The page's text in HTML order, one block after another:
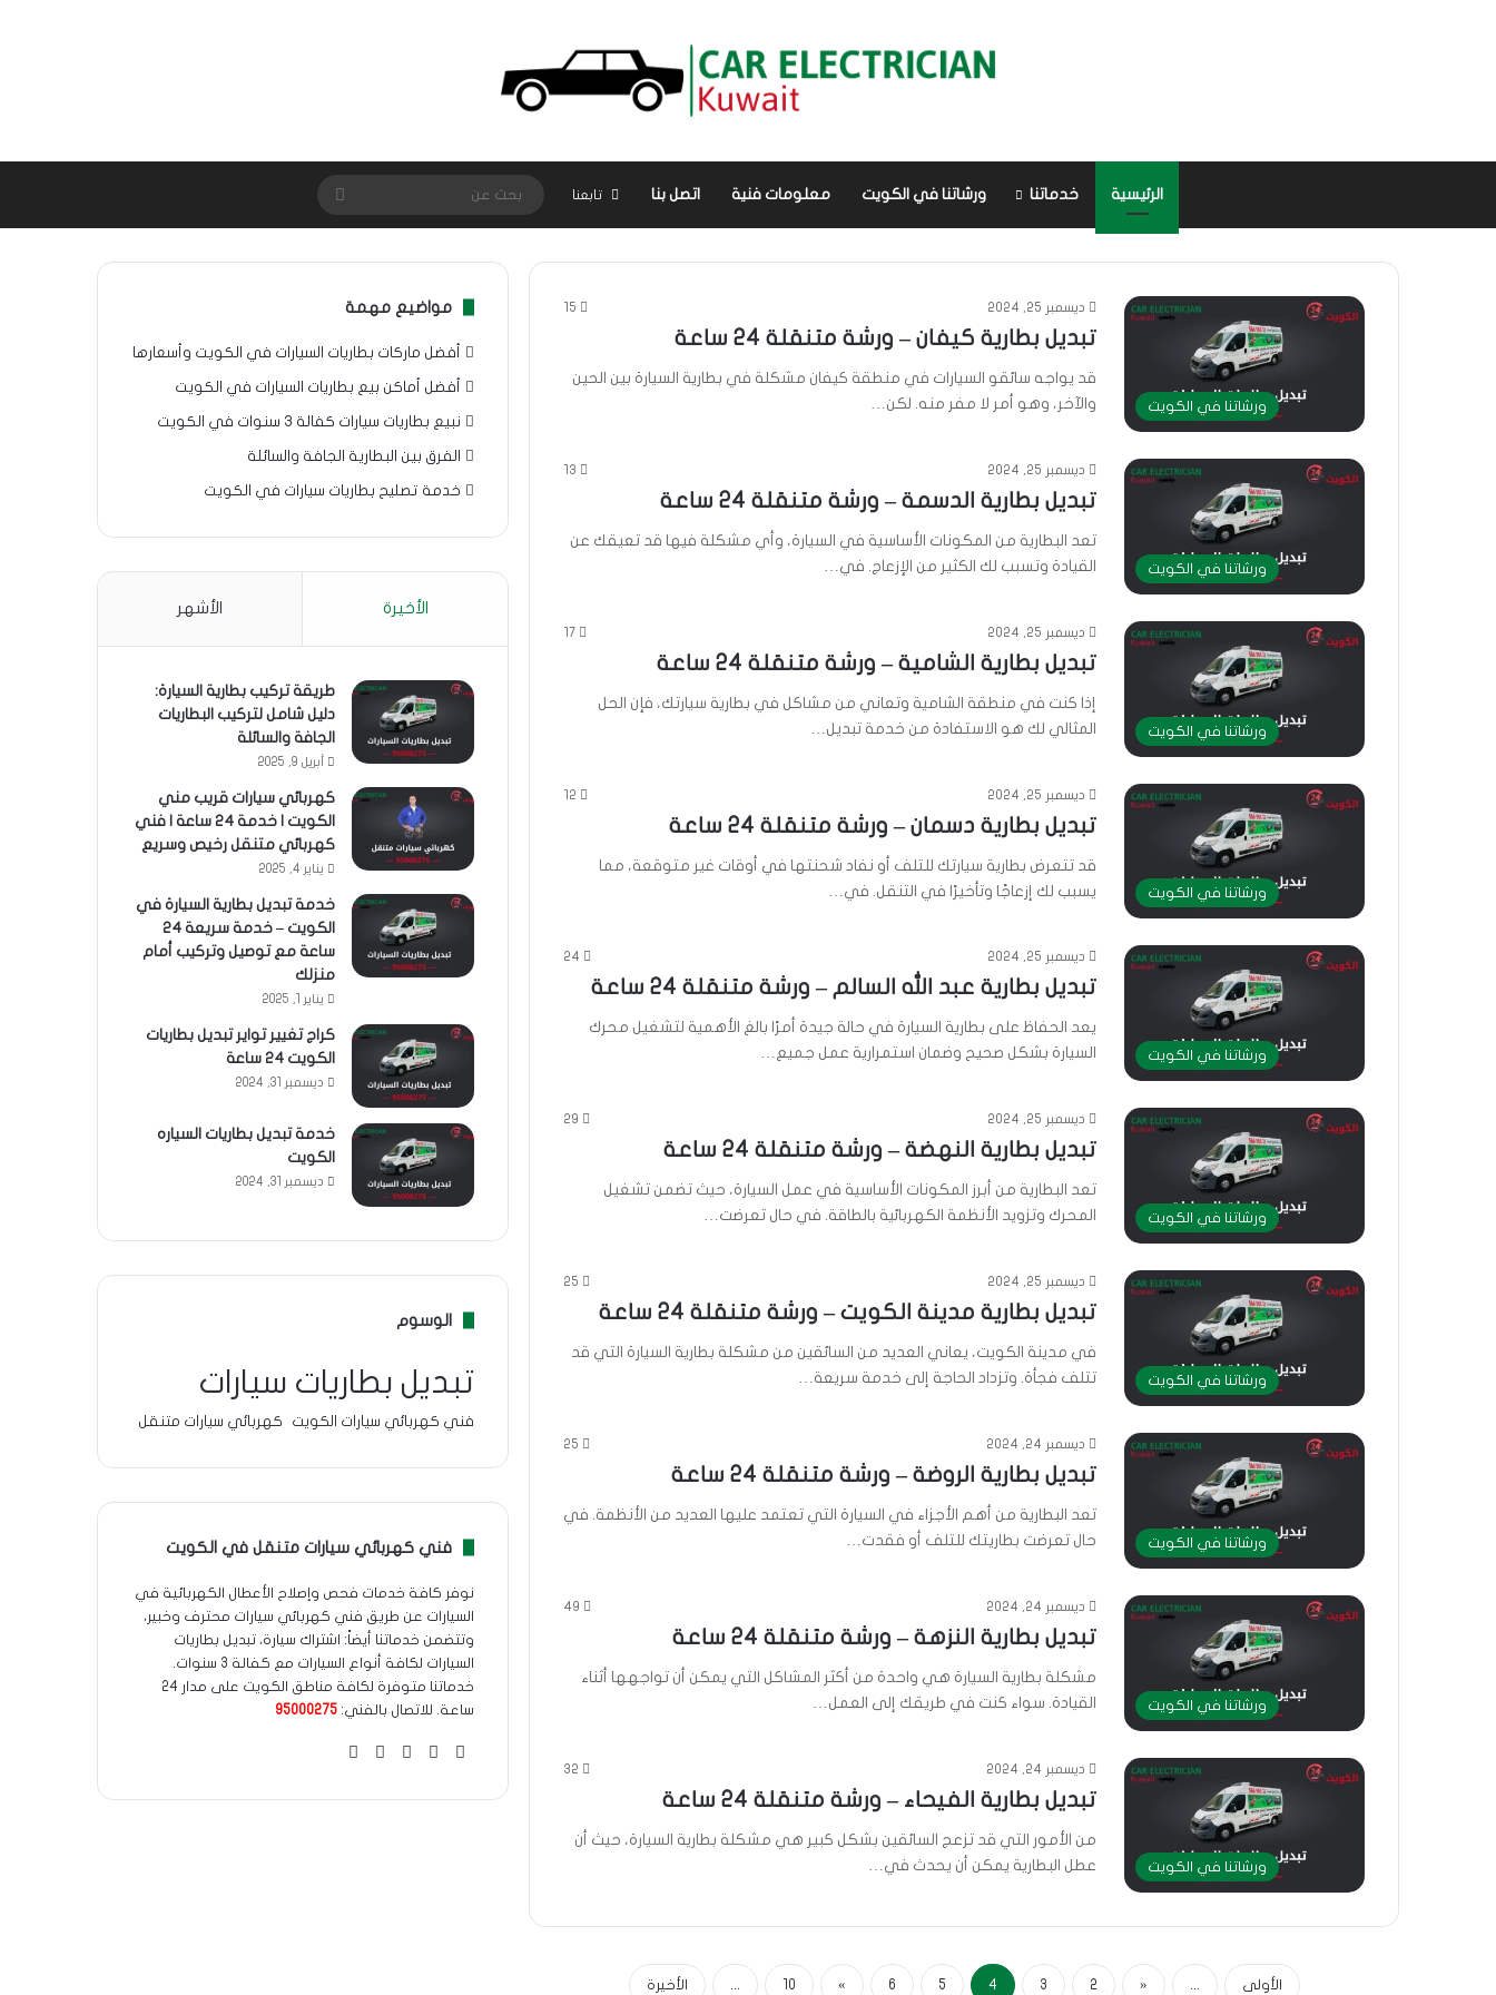
الرئيسية خدماتنا ورشاتنا في الكويت معلومات فنية اتصل بنا تابعنا
عن
ورشاتنا في الكويت
ديسمبر 25, 2024 15
تبديل بطارية كيفان – ورشة متنقلة 24 ساعة
قد يواجه سائقو السيارات في منطقة كيفان مشكلة في بطارية السيارة بين الحين
والآخر، وهو أمر لا مفر منه. لكن…
ورشاتنا في الكويت
ديسمبر 25, 2024 13
تبديل بطارية الدسمة – ورشة متنقلة 24 ساعة
تعد البطارية من المكونات الأساسية في السيارة، وأي مشكلة فيها قد تعيقك عن
القيادة وتسبب لك الكثير من الإزعاج. في…
ورشاتنا في الكويت
ديسمبر 25, 2024 17
تبديل بطارية الشامية – ورشة متنقلة 24 ساعة
إذا كنت في منطقة الشامية وتعاني من مشاكل في بطارية سيارتك، فإن الحل
المثالي لك هو الاستفادة من خدمة تبديل…
ورشاتنا في الكويت
ديسمبر 25, 2024 12
تبديل بطارية دسمان – ورشة متنقلة 24 ساعة
قد تتعرض بطارية سيارتك للتلف أو نفاد شحنتها في أوقات غير متوقعة، مما
يسبب لك إزعاجًا وتأخيرًا في التنقل. في…
ورشاتنا في الكويت
ديسمبر 25, 2024 24
تبديل بطارية عبد الله السالم – ورشة متنقلة 24 ساعة
يعد الحفاظ على بطارية السيارة في حالة جيدة أمرًا بالغ الأهمية لتشغيل محرك
السيارة بشكل صحيح وضمان استمرارية عمل جميع…
ورشاتنا في الكويت
ديسمبر 25, 2024 29
تبديل بطارية النهضة – ورشة متنقلة 24 ساعة
تعد البطارية من أبرز المكونات الأساسية في عمل السيارة، حيث تضمن تشغيل
المحرك وتزويد الأنظمة الكهربائية بالطاقة. في حال تعرضت…
ورشاتنا في الكويت
ديسمبر 25, 2024 25
تبديل بطارية مدينة الكويت – ورشة متنقلة 24 ساعة
في مدينة الكويت، يعاني العديد من السائقين من مشكلة بطارية السيارة التي قد
تتلف فجأة. وتزداد الحاجة إلى خدمة سريعة…
ورشاتنا في الكويت
ديسمبر 24, 2024 25
تبديل بطارية الروضة – ورشة متنقلة 24 ساعة
تعد البطارية من أهم الأجزاء في السيارة التي تعتمد عليها العديد من الأنظمة. في
حال تعرضت بطاريتك للتلف أو فقدت…
ورشاتنا في الكويت
ديسمبر 24, 2024 49
تبديل بطارية النزهة – ورشة متنقلة 24 ساعة
مشكلة بطارية السيارة هي واحدة من أكثر المشاكل التي يمكن أن تواجهها أثناء
القيادة. سواء كنت في طريقك إلى العمل…
ورشاتنا في الكويت
ديسمبر 24, 2024 32
تبديل بطارية الفيحاء – ورشة متنقلة 24 ساعة
من الأمور التي قد تزعج السائقين بشكل كبير هي مشكلة بطارية السيارة، حيث أن
عطل البطارية يمكن أن يحدث في…
الأولى ...
«
2
3
4
5
6
»
10
... الأخيرة
مواضيع مهمة
أفضل ماركات بطاريات السيارات في الكويت وأسعارها
أفضل أماكن بيع بطاريات السيارات في الكويت
نبيع بطاريات سيارات كفالة 3 سنوات في الكويت
الفرق بين البطارية الجافة والسائلة
خدمة تصليح بطاريات سيارات في الكويت
الأخيرة الأشهر
طريقة تركيب بطارية السيارة:
دليل شامل لتركيب البطاريات
الجافة والسائلة
أبريل 9, 2025
كهربائي سيارات قريب مني
الكويت | خدمة 24 ساعة | فني
كهربائي متنقل رخيص وسريع
يناير 4, 2025
خدمة تبديل بطارية السيارة في
الكويت – خدمة سريعة 24
ساعة مع توصيل وتركيب أمام
منزلك
يناير 1, 2025
كراج تغيير تواير تبديل بطاريات
الكويت 24 ساعة
ديسمبر 31, 2024
خدمة تبديل بطاريات السياره
الكويت
ديسمبر 31, 2024
الوسوم
تبديل بطاريات سيارات
فني كهربائي سيارات الكويت كهربائي سيارات متنقل
فني كهربائي سيارات متنقل في الكويت
نوفر كافة خدمات فحص وإصلاح الأعطال الكهربائية في
السيارات عن طريق فني كهربائي سيارات محترف وخبير،
وتتضمن خدماتنا أيضاً: اشتراك سيارة، تبديل بطاريات
السيارات لكافة أنواع السيارات مع كفالة 3 سنوات.
خدماتنا متوفرة لكافة مناطق الكويت على مدار 24
ساعة. للاتصال بالفني:95000275
فيسبوك
‫X انستقرام
واتساب